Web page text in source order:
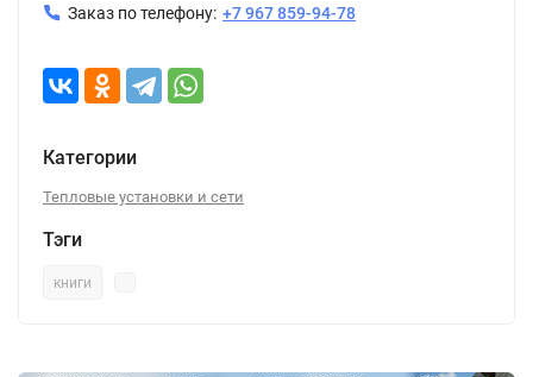
Заказ по телефону: +7 967 859-94-78
Категории
Тепловые установки и сети
Тэги
книги